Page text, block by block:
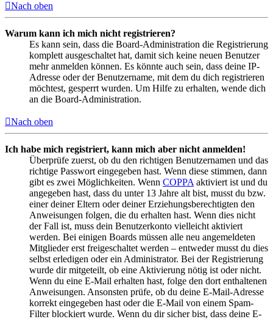
Nach oben
Warum kann ich mich nicht registrieren?
Es kann sein, dass die Board-Administration die Registrierung
komplett ausgeschaltet hat, damit sich keine neuen Benutzer
mehr anmelden können. Es könnte auch sein, dass deine IP-
Adresse oder der Benutzername, mit dem du dich registrieren
möchtest, gesperrt wurden. Um Hilfe zu erhalten, wende dich
an die Board-Administration.
Nach oben
Ich habe mich registriert, kann mich aber nicht anmelden!
Überprüfe zuerst, ob du den richtigen Benutzernamen und das
richtige Passwort eingegeben hast. Wenn diese stimmen, dann
gibt es zwei Möglichkeiten. Wenn COPPA aktiviert ist und du
angegeben hast, dass du unter 13 Jahre alt bist, musst du bzw.
einer deiner Eltern oder deiner Erziehungsberechtigten den
Anweisungen folgen, die du erhalten hast. Wenn dies nicht
der Fall ist, muss dein Benutzerkonto vielleicht aktiviert
werden. Bei einigen Boards müssen alle neu angemeldeten
Mitglieder erst freigeschaltet werden – entweder musst du dies
selbst erledigen oder ein Administrator. Bei der Registrierung
wurde dir mitgeteilt, ob eine Aktivierung nötig ist oder nicht.
Wenn du eine E-Mail erhalten hast, folge den dort enthaltenen
Anweisungen. Ansonsten prüfe, ob du deine E-Mail-Adresse
korrekt eingegeben hast oder die E-Mail von einem Spam-
Filter blockiert wurde. Wenn du dir sicher bist, dass deine E-